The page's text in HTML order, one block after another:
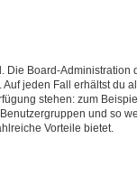
Board-Administration
jeden Fall erhältst du
stehen: zum
und so
Vorteile bietet.